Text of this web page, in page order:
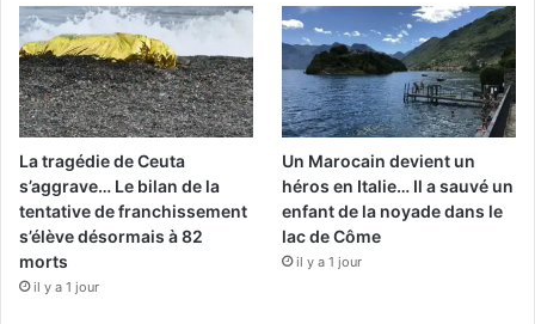
La tragédie de Ceuta
s’aggrave… Le bilan de la
tentative de franchissement
s’élève désormais à 82
morts
il y a 1 jour
Un Marocain devient un
héros en Italie… Il a sauvé un
enfant de la noyade dans le
lac de Côme
il y a 1 jour